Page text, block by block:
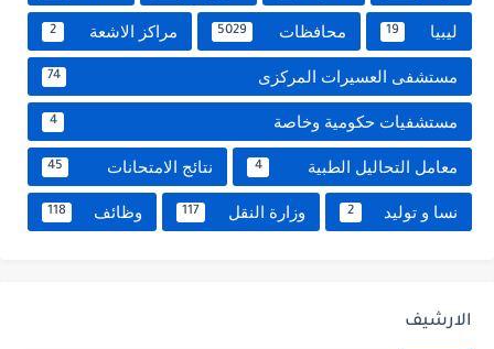
ليبيا 19 محافظات 5029 مراكز الاشعة 2
مستشفى العسيرات المركزى 74
مستشفيات حكومية وخاصة 4
معامل التحاليل الطبية 4 نتائج الامتحانات 45
نسا و توليد 2 وزارة النقل 117 وظائف 118
الارشيف